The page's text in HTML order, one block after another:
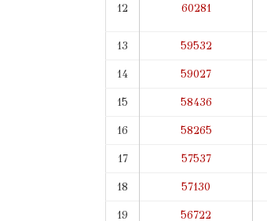
12 60281
13 59532
14 59027
15 58436
16 58265
17 57537
18 57130
19 56722